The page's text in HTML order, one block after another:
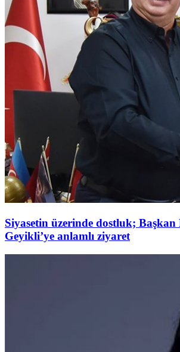
Siyasetin üzerinde dostluk; Başkan
Geyikli’ye anlamlı ziyaret